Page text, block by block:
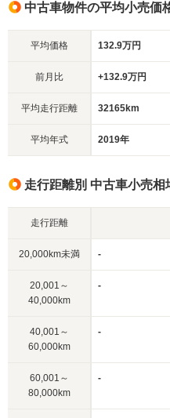
中古車物件の平均小売価
平均価格 132.9万円
前月比 +132.9万円
平均走行距離 32165km
平均年式 2019年
走行距離別 中古車小売相
走行距離
20,000km未満 -
20,001～
40,000km
-
40,001～
60,000km
-
60,001～
80,000km
-